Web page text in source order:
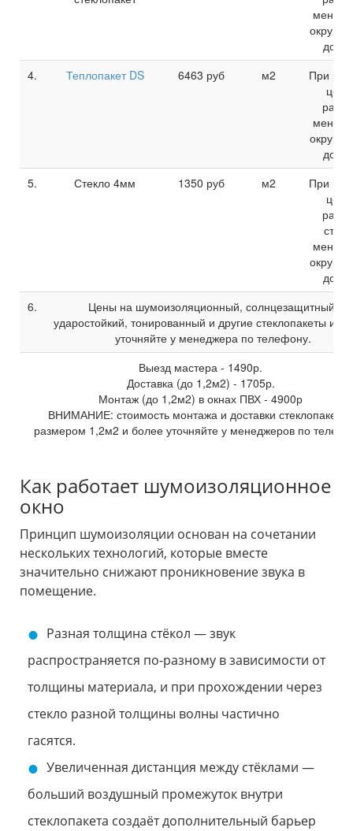
менее
до
4.
Теплопакет DS 6463 руб м2
При
менее
до
5.
Стекло 4мм 1350 руб м2
При
менее
до
6.
Цены на шумоизоляционный, солнцезащитный,
ударостойкий, тонированный и другие стеклопакеты и
уточняйте у менеджера по телефону.
Выезд мастера - 1490р.
Доставка (до 1,2м2) - 1705р.
Монтаж (до 1,2м2) в окнах ПВХ - 4900р
ВНИМАНИЕ: стоимость монтажа и доставки стеклопакетов
размером 1,2м2 и более уточняйте у менеджеров по
Как работает шумоизоляционное
окно
Принцип шумоизоляции основан на сочетании
нескольких технологий, которые вместе
значительно снижают проникновение звука в
помещение.
Разная толщина стёкол — звук
распространяется по-разному в зависимости от
толщины материала, и при прохождении через
стекло разной толщины волны частично
гасятся.
Увеличенная дистанция между стёклами —
больший воздушный промежуток внутри
стеклопакета создаёт дополнительный барьер